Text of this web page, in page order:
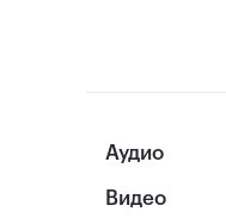
Аудио
Видео